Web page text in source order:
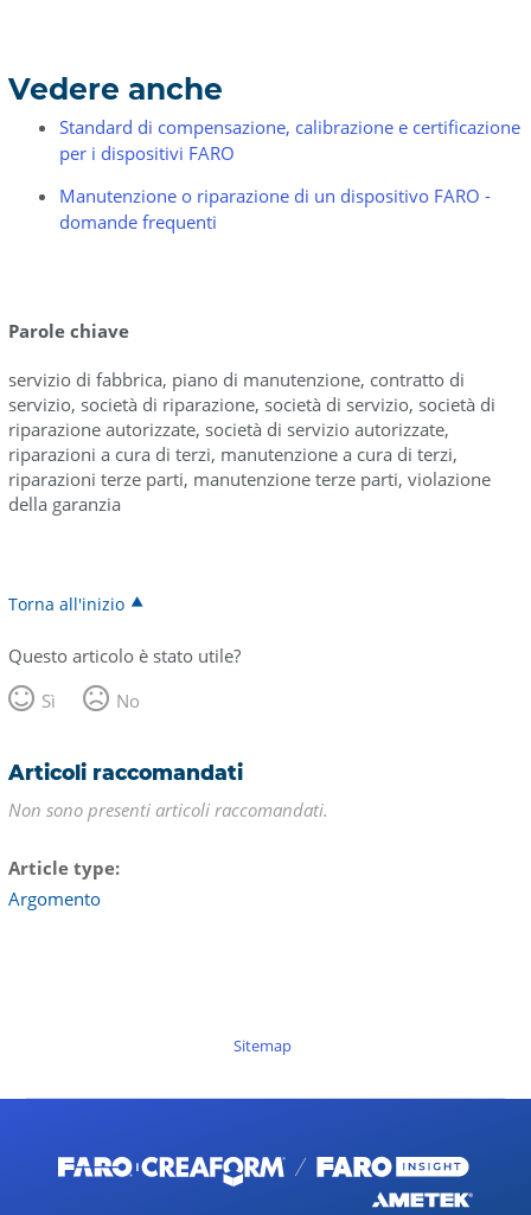
Vedere anche
Standard di compensazione, calibrazione e certificazione
per i dispositivi FARO
Manutenzione o riparazione di un dispositivo FARO -
domande frequenti
Parole chiave
servizio di fabbrica, piano di manutenzione, contratto di
servizio, società di riparazione, società di servizio, società di
riparazione autorizzate, società di servizio autorizzate,
riparazioni a cura di terzi, manutenzione a cura di terzi,
riparazioni terze parti, manutenzione terze parti, violazione
della garanzia
Torna all'inizio
Questo articolo è stato utile?
Sì
No
Articoli raccomandati
Non sono presenti articoli raccomandati.
Article type
Argomento
Sitemap